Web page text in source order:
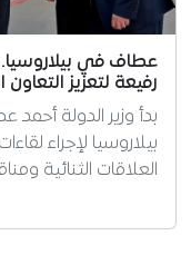
عطاف في
رفيعة لتعزيز التعاون
بدأ وزير الدولة
بيلاروسيا لإجراء
العلاقات الثنائية